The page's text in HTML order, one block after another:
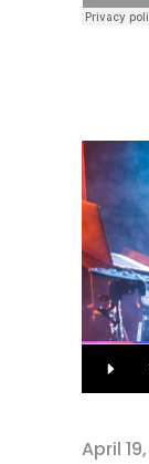
Audio-
Player
April